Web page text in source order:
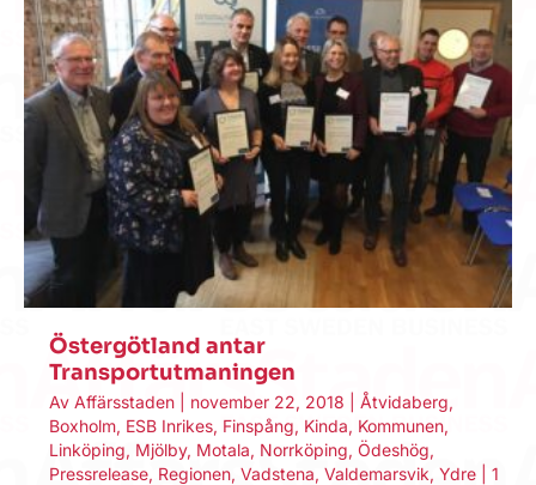
Östergötland antar
Transportutmaningen
Av Affärsstaden november 22, 2018 Åtvidaberg,
Boxholm, ESB Inrikes, Finspång, Kinda, Kommunen,
Linköping, Mjölby, Motala, Norrköping, Ödeshög,
Pressrelease, Regionen, Vadstena, Valdemarsvik, Ydre
1